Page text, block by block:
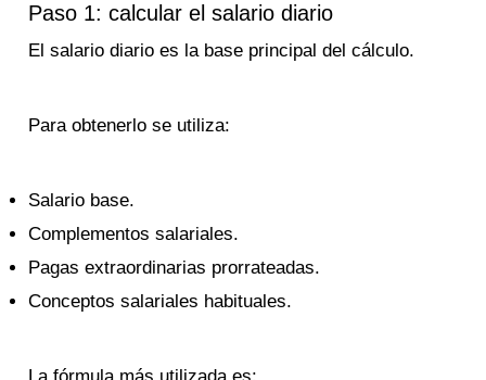
Paso 1: calcular el salario diario
El salario diario es la base principal del cálculo.
Para obtenerlo se utiliza:
Salario base.
Complementos salariales.
Pagas extraordinarias prorrateadas.
Conceptos salariales habituales.
La fórmula más utilizada es: